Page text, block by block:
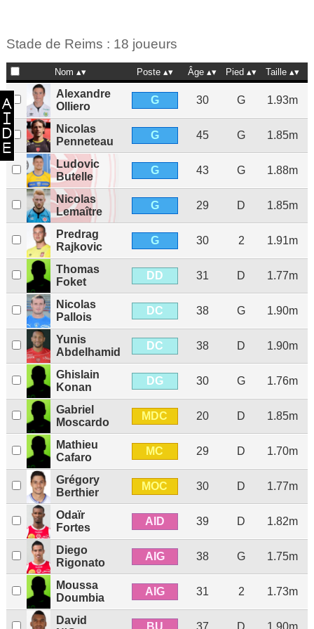
Stade de Reims : 18 joueurs
Nom Poste Âge Pied Taille
Alexandre
Olliero
G 30 G 1.93m
Nicolas
Penneteau
G 45 G 1.85m
Ludovic
Butelle
G 43 G 1.88m
Nicolas
Lemaître
G 29 D 1.85m
Predrag
Rajkovic
G 30 2 1.91m
Thomas
Foket
DD 31 D 1.77m
Nicolas
Pallois
DC 38 G 1.90m
Yunis
Abdelhamid
DC 38 D 1.90m
Ghislain
Konan
DG 30 G 1.76m
Gabriel
Moscardo
MDC 20 D 1.85m
Mathieu
Cafaro
MC 29 D 1.70m
Grégory
Berthier
MOC 30 D 1.77m
Odaïr
Fortes
AID 39 D 1.82m
Diego
Rigonato
AIG 38 G 1.75m
Moussa
Doumbia
AIG 31 2 1.73m
David
BU